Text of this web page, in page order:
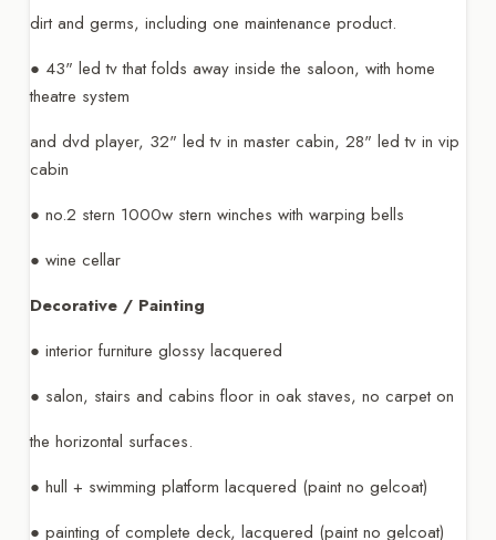
dirt and germs, including one maintenance product.
● 43" led tv that folds away inside the saloon, with home
theatre system
and dvd player, 32" led tv in master cabin, 28" led tv in vip
cabin
● no.2 stern 1000w stern winches with warping bells
● wine cellar
Decorative / Painting
● interior furniture glossy lacquered
● salon, stairs and cabins floor in oak staves, no carpet on
the horizontal surfaces.
● hull + swimming platform lacquered (paint no gelcoat)
● painting of complete deck, lacquered (paint no gelcoat)